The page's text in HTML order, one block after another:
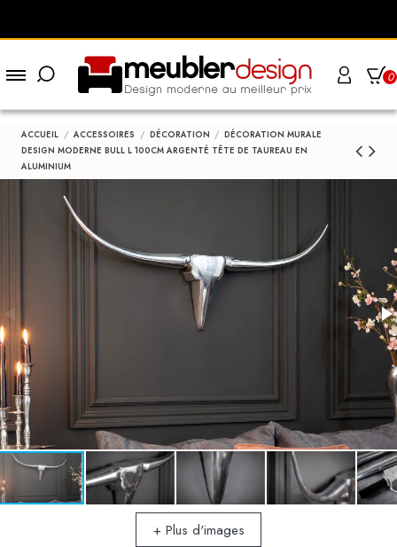
0
ACCUEIL ACCESSOIRES DÉCORATION
DÉCORATION MURALE
DESIGN MODERNE BULL L 100CM ARGENTÉ TÊTE DE TAUREAU EN
ALUMINIUM
+ Plus d'images